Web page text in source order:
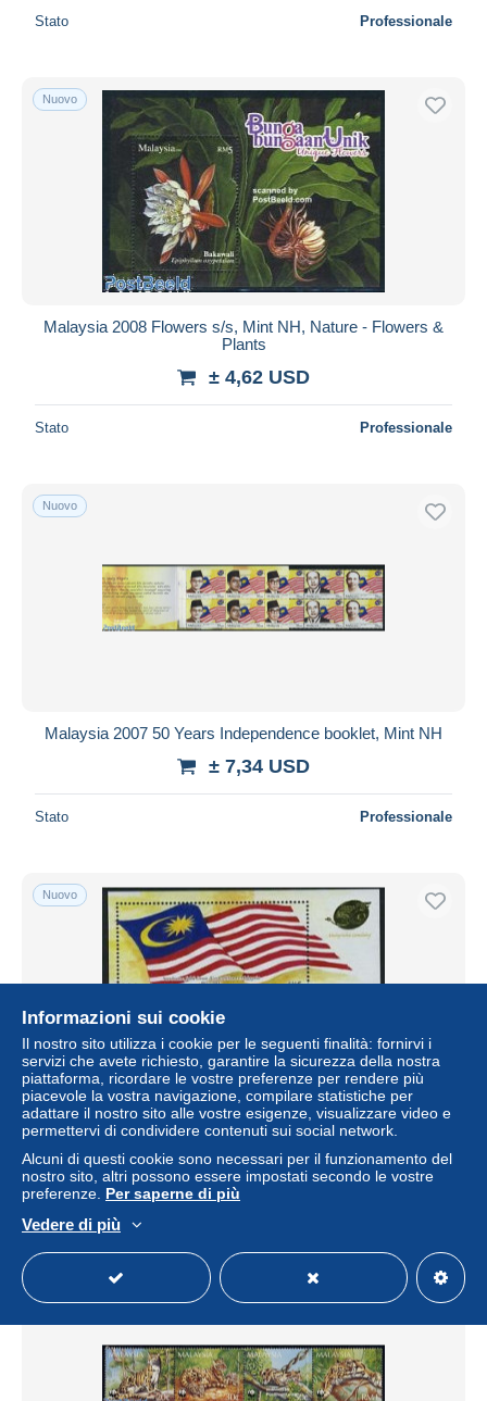
Stato Professionale
Nuovo
Malaysia 2008 Flowers s/s, Mint NH, Nature - Flowers &
Plants
± 4,62 USD
Stato Professionale
Nuovo
Malaysia 2007 50 Years Independence booklet, Mint NH
± 7,34 USD
Stato Professionale
Nuovo
Malaysia 2007 50 Years independence s/s, Mint NH
± 4,68 USD
Informazioni sui cookie
Il nostro sito utilizza i cookie per le seguenti finalità: fornirvi i
servizi che avete richiesto, garantire la sicurezza della nostra
piattaforma, ricordare le vostre preferenze per rendere più
piacevole la vostra navigazione, compilare statistiche per
adattare il nostro sito alle vostre esigenze, visualizzare video e
permettervi di condividere contenuti sui social network.
Alcuni di questi cookie sono necessari per il funzionamento del
nostro sito, altri possono essere impostati secondo le vostre
preferenze. Per saperne di più
Vedere di più